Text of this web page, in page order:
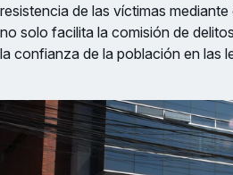
resistencia de las víctimas
no solo facilita la comisión de
la confianza de la población en las